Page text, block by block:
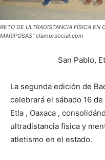
RETO DE ULTRADISTANCIA FÍSICA EN
MARIPOSAS" clamorsocial.com
San Pablo,
La segunda edición de
celebrará el sábado 16
Etla , Oaxaca ,
ultradistancia física y
atletismo en el estado.